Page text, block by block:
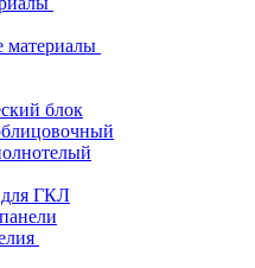
материалы
блок
ГКЛ